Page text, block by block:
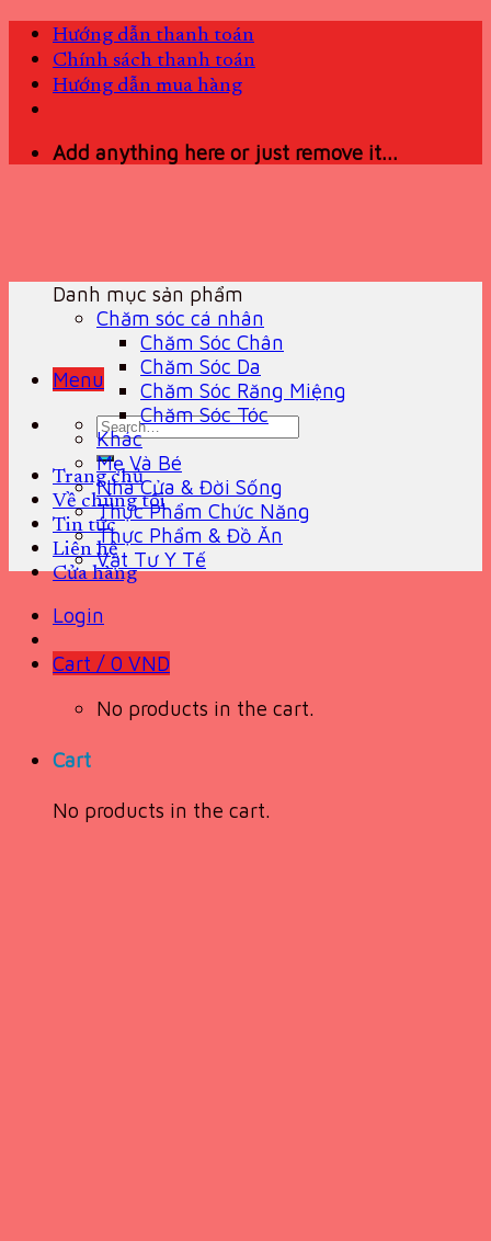
Skip
content
Hướng dẫn thanh toán
Chính sách thanh toán
Hướng dẫn mua hàng
Add anything here or just remove it...
Menu
Search
for:
Trang chủ
Về chúng tôi
Tin tức
Liên hệ
Cửa hàng
Login
Cart / 0 VND
No products in the cart.
Cart
No products in the cart.
Danh mục sản phẩm
Chăm sóc cá nhân
Chăm Sóc Chân
Chăm Sóc Da
Chăm Sóc Răng Miệng
Chăm Sóc Tóc
Khác
Mẹ Và Bé
Nhà Cửa & Đời Sống
Thực Phẩm Chức Năng
Thực Phẩm & Đồ Ăn
Vật Tư Y Tế